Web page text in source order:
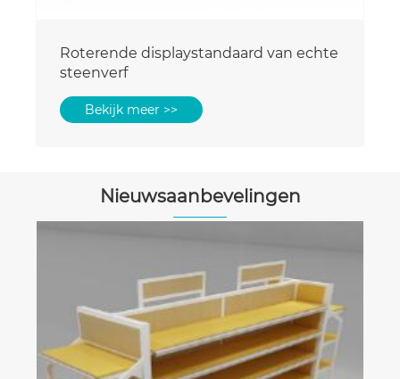
Nieuwsaanbevelingen
Wat zijn de voordelen van het gebruik
van een vloerstaand stenen
monsterdisplay voor uw bedrijf
Bekijk meer >>